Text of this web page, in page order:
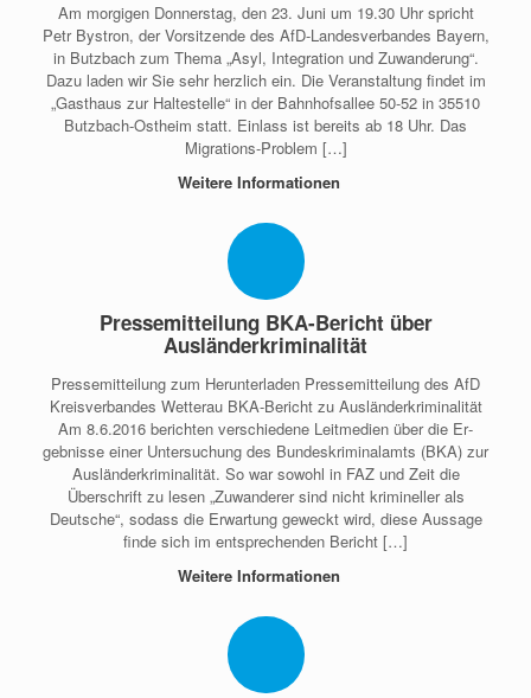
Am morgigen Donnerstag, den 23. Juni um 19.30 Uhr spricht
Petr Bystron, der Vorsitzende des AfD-Landesverbandes Bayern,
in Butzbach zum Thema „Asyl, Integration und Zuwanderung“.
Dazu laden wir Sie sehr herzlich ein. Die Veranstaltung findet im
„Gasthaus zur Haltestelle“ in der Bahnhofsallee 50-52 in 35510
Butzbach-Ostheim statt. Einlass ist bereits ab 18 Uhr. Das
Migrations-Problem […]
Weitere Informationen
Pressemitteilung BKA-Bericht über
Ausländerkriminalität
Pressemitteilung zum Herunterladen Pressemitteilung des AfD
Kreisverbandes Wetterau BKA-Bericht zu Ausländerkriminalität
Am 8.6.2016 berichten verschiedene Leitmedien über die Er­
gebnisse einer Untersuchung des Bundeskriminalamts (BKA) zur
Ausländerkriminalität. So war sowohl in FAZ und Zeit die
Überschrift zu lesen „Zuwanderer sind nicht krimineller als
Deutsche“, sodass die Erwartung geweckt wird, diese Aussage
finde sich im entsprechenden Bericht […]
Weitere Informationen